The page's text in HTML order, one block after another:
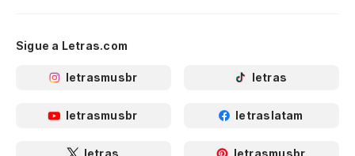
Sigue a Letras.com
letrasmusbr letras
letrasmusbr letraslatam